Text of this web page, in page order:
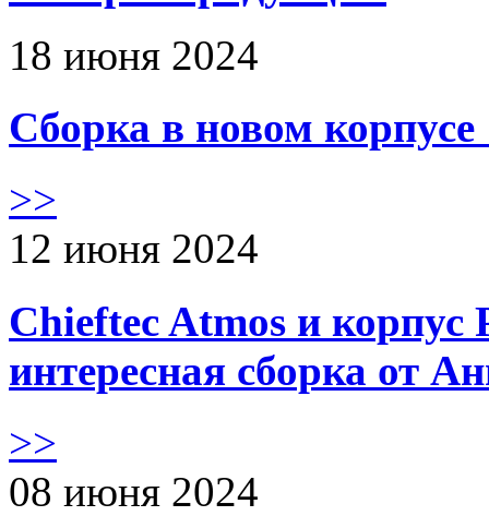
18 июня 2024
Сборка в новом
>>
12 июня 2024
Chieftec Atmos и корпус
интересная сборка от
>>
08 июня 2024